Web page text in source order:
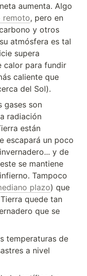
aumenta. Algo
remoto, pero en
y otros
atmósfera es tal
supera
calor para fundir
caliente que
del Sol).
gases son
radiación
están
escapará un poco
y de
se mantiene
Tampoco
plazo) que
quede tan
que se
temperaturas de
a nivel